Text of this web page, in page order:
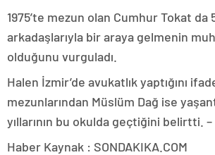
1975’te mezun olan Cumhur Tokat da
arkadaşlarıyla bir araya gelmenin
olduğunu vurguladı.
Halen İzmir’de avukatlık yaptığını
mezunlarından Müslüm Dağ ise
yıllarının bu okulda geçtiğini belirtti. –
Haber Kaynak : SONDAKIKA.COM